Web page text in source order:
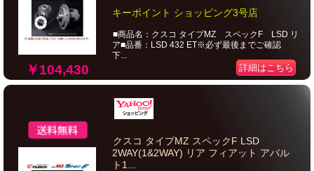
￥104,430
キーポイント ショッピング3号店
■商品名：クスコ タイプMZ スペックF LSD リ
ア■品番：LSD 432 ET※必ず最後までご確認
下...
詳細はこちら
クスコ タイプMZ スペックF LSD
2WAY(1&2WAY) リア フィアット アバル
ト1...